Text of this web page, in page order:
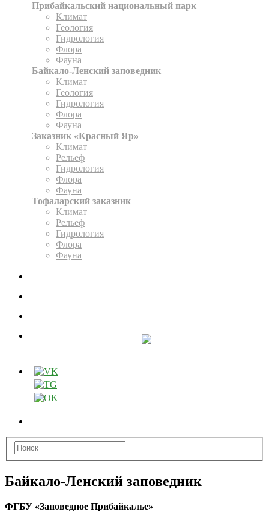
Прибайкальский национальный парк
Климат
Геология
Гидрология
Флора
Фауна
Байкало-Ленский заповедник
Климат
Геология
Гидрология
Флора
Фауна
Заказник «Красный Яр»
Климат
Рельеф
Гидрология
Флора
Фауна
Тофаларский заказник
Климат
Рельеф
Гидрология
Флора
Фауна
Байкало-Ленский заповедник
ФГБУ «Заповедное Прибайкалье»